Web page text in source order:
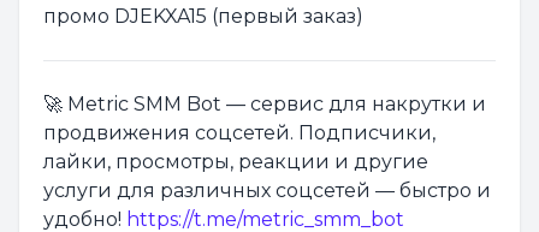
промо DJEKXA15 (первый заказ)
🚀 Metric SMM Bot — сервис для накрутки и
продвижения соцсетей. Подписчики,
лайки, просмотры, реакции и другие
услуги для различных соцсетей — быстро и
удобно! https://t.me/metric_smm_bot